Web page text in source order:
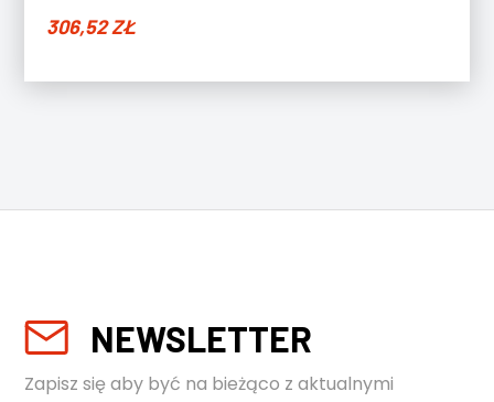
306,52ZŁ
NEWSLETTER
Zapisz się aby być na bieżąco z aktualnymi